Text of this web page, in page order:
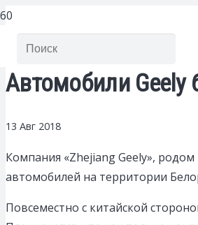
Автомобили Geely
13 Авг 2018
Компания «Zhejiang Geely»,
автомобилей на территории
Повсеместно с китайской